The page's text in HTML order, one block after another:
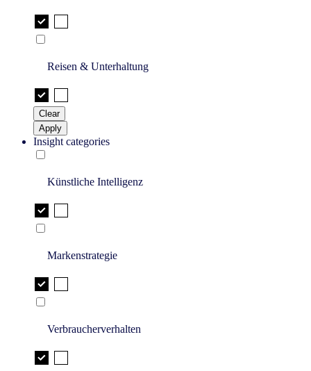
Reisen & Unterhaltung
Clear
Apply
Insight categories
Künstliche Intelligenz
Markenstrategie
Verbraucherverhalten